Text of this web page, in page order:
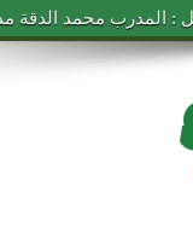
: المدرب محمد الدقة